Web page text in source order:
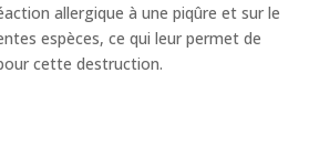
allergique à une piqûre et sur le
espèces, ce qui leur permet de
cette destruction.